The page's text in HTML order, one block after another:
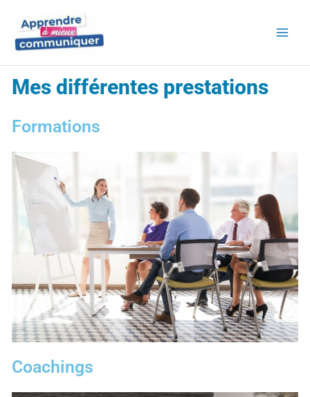
contenu
Mes différentes prestations
Formations
Coachings